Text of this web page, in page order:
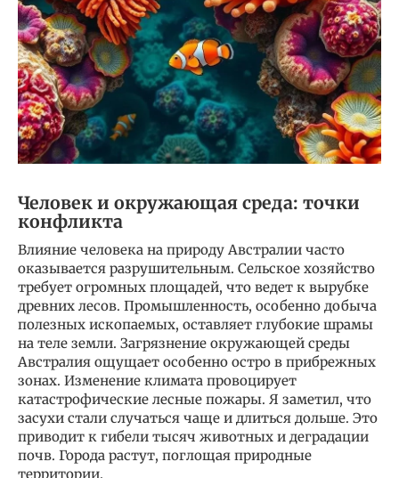
Человек и окружающая среда: точки
конфликта
Влияние человека на природу Австралии часто
оказывается разрушительным. Сельское хозяйство
требует огромных площадей, что ведет к вырубке
древних лесов. Промышленность, особенно добыча
полезных ископаемых, оставляет глубокие шрамы
на теле земли. Загрязнение окружающей среды
Австралия ощущает особенно остро в прибрежных
зонах. Изменение климата провоцирует
катастрофические лесные пожары. Я заметил, что
засухи стали случаться чаще и длиться дольше. Это
приводит к гибели тысяч животных и деградации
почв. Города растут, поглощая природные
территории.